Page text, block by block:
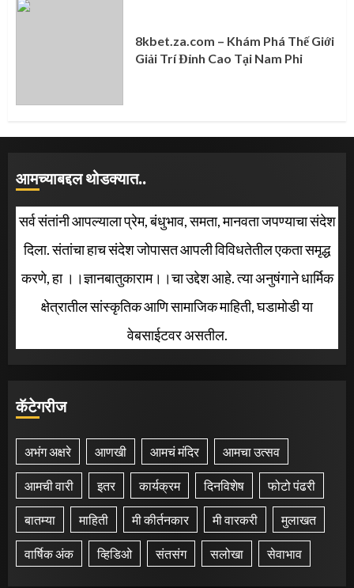
8kbet.za.com – Khám Phá Thế Giới
Giải Trí Đỉnh Cao Tại Nam Phi
आमच्याबद्दल थोडक्यात..
सर्व संतांनी आपल्याला प्रेम, बंधुभाव, समता, मानवता जपण्याचा संदेश
दिला. संतांचा हाच संदेश जोपासत आपली विविधतेतील एकता समृद्ध
करणे, हा ।।ज्ञानबातुकाराम।।चा उद्देश आहे. त्या अनुषंगाने धार्मिक
क्षेत्रातील सांस्कृतिक आणि सामाजिक माहिती, घडामोडी या
वेबसाईटवर असतील.
कॅटेगरीज
अभंग अक्षरे आणखी आमचं मंदिर आमचा उत्सव
आमची वारी इतर कार्यक्रम दिनविशेष फोटो पंढरी
बातम्या माहिती मी कीर्तनकार मी वारकरी मुलाखत
वार्षिक अंक व्हिडिओ संतसंग सलोखा सेवाभाव